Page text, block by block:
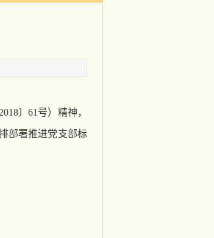
〕61号）精神，
部署推进党支部标